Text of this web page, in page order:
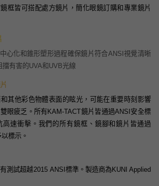
框皆可搭配處方鏡片，簡化眼鏡訂購和專業鏡片
心化和錐形塑形過程確保鏡片符合ANSI視覺清晰
有害的UVA和UVB光線
其他彩色物體表面的眩光，可能在重要時刻影響
眼疲乏。所有KAM-TACT鏡片皆通過ANSI安全標
高速衝擊。我們的所有鏡框、鏡腳和鏡片皆通過
標示。
測試超越2015 ANSI標準。製造商為KUNI Applied